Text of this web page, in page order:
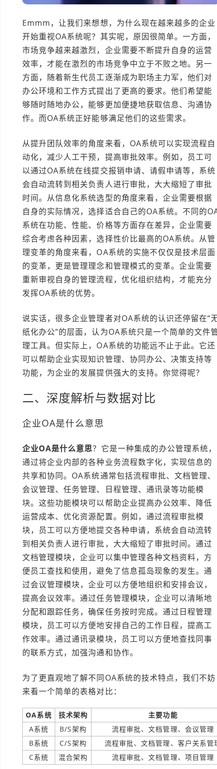
Emmm，让我们来想想，为什么现在越来越多的企业
开始重视OA系统呢？其实呢，原因很简单。一方面，
市场竞争越来越激烈，企业需要不断提升自身的运营
效率，才能在激烈的市场竞争中立于不败之地。另一
方面，随着新生代员工逐渐成为职场主力军，他们对
办公环境和工作方式提出了更高的要求。他们希望能
够随时随地办公，能够更加便捷地获取信息、沟通协
作。而OA系统正好能够满足他们的这些需求。
从提升团队效率的角度来看，OA系统可以实现流程自
动化，减少人工干预，提高审批效率。例如，员工可
以通过OA系统在线提交报销申请、请假申请等，系统
会自动流转到相关负责人进行审批，大大缩短了审批
时间。从信息化系统选型的角度来看，企业需要根据
自身的实际情况，选择适合自己的OA系统。不同的
系统在功能、性能、价格等方面存在差异，企业需要
综合考虑各种因素，选择性价比最高的OA系统。从管
理变革的角度来看，OA系统的实施不仅仅是技术层面
的变革，更是管理理念和管理模式的变革。企业需要
重新审视自身的管理流程，优化组织结构，才能充分
发挥OA系统的优势。
说实话，很多企业管理者对OA系统的认识还停留在“
纸化办公”的层面，认为OA系统只是一个简单的文件
理工具。但实际上，OA系统的功能远不止于此。它还
可以帮助企业实现知识管理、协同办公、决策支持等
功能，为企业的发展提供强大的支持。你觉得呢？
二、深度解析与数据对比
企业OA是什么意思
企业OA是什么意思？它是一种集成的办公管理系统，
通过将企业内部的各种业务流程数字化，实现信息的
共享和协同。OA系统通常包括流程审批、文档管理、
会议管理、任务管理、日程管理、通讯录等功能模
块。这些功能模块可以帮助企业提高办公效率、降低
运营成本、优化资源配置。例如，通过流程审批模
块，员工可以方便地提交各种申请，系统会自动流转
到相关负责人进行审批，大大缩短了审批时间。通过
文档管理模块，企业可以集中管理各种文档资料，方
便员工查找和使用，避免了信息孤岛现象的发生。通
过会议管理模块，企业可以方便地组织和安排会议，
提高会议效率。通过任务管理模块，企业可以清晰地
分配和跟踪任务，确保任务按时完成。通过日程管理
模块，员工可以方便地安排自己的工作日程，提高工
作效率。通过通讯录模块，员工可以方便地查找同事
的联系方式，加强沟通和协作。
为了更直观地了解不同OA系统的技术特点，我们不妨
来看一个简单的表格对比：
OA系统 技术架构
主要功能
A系统
B/S架构
流程审批、文档管理、会议管理
B系统
C/S架构
流程审批、文档管理、客户关系管
C系统
混合架构 流程审批、文档管理、项目管理